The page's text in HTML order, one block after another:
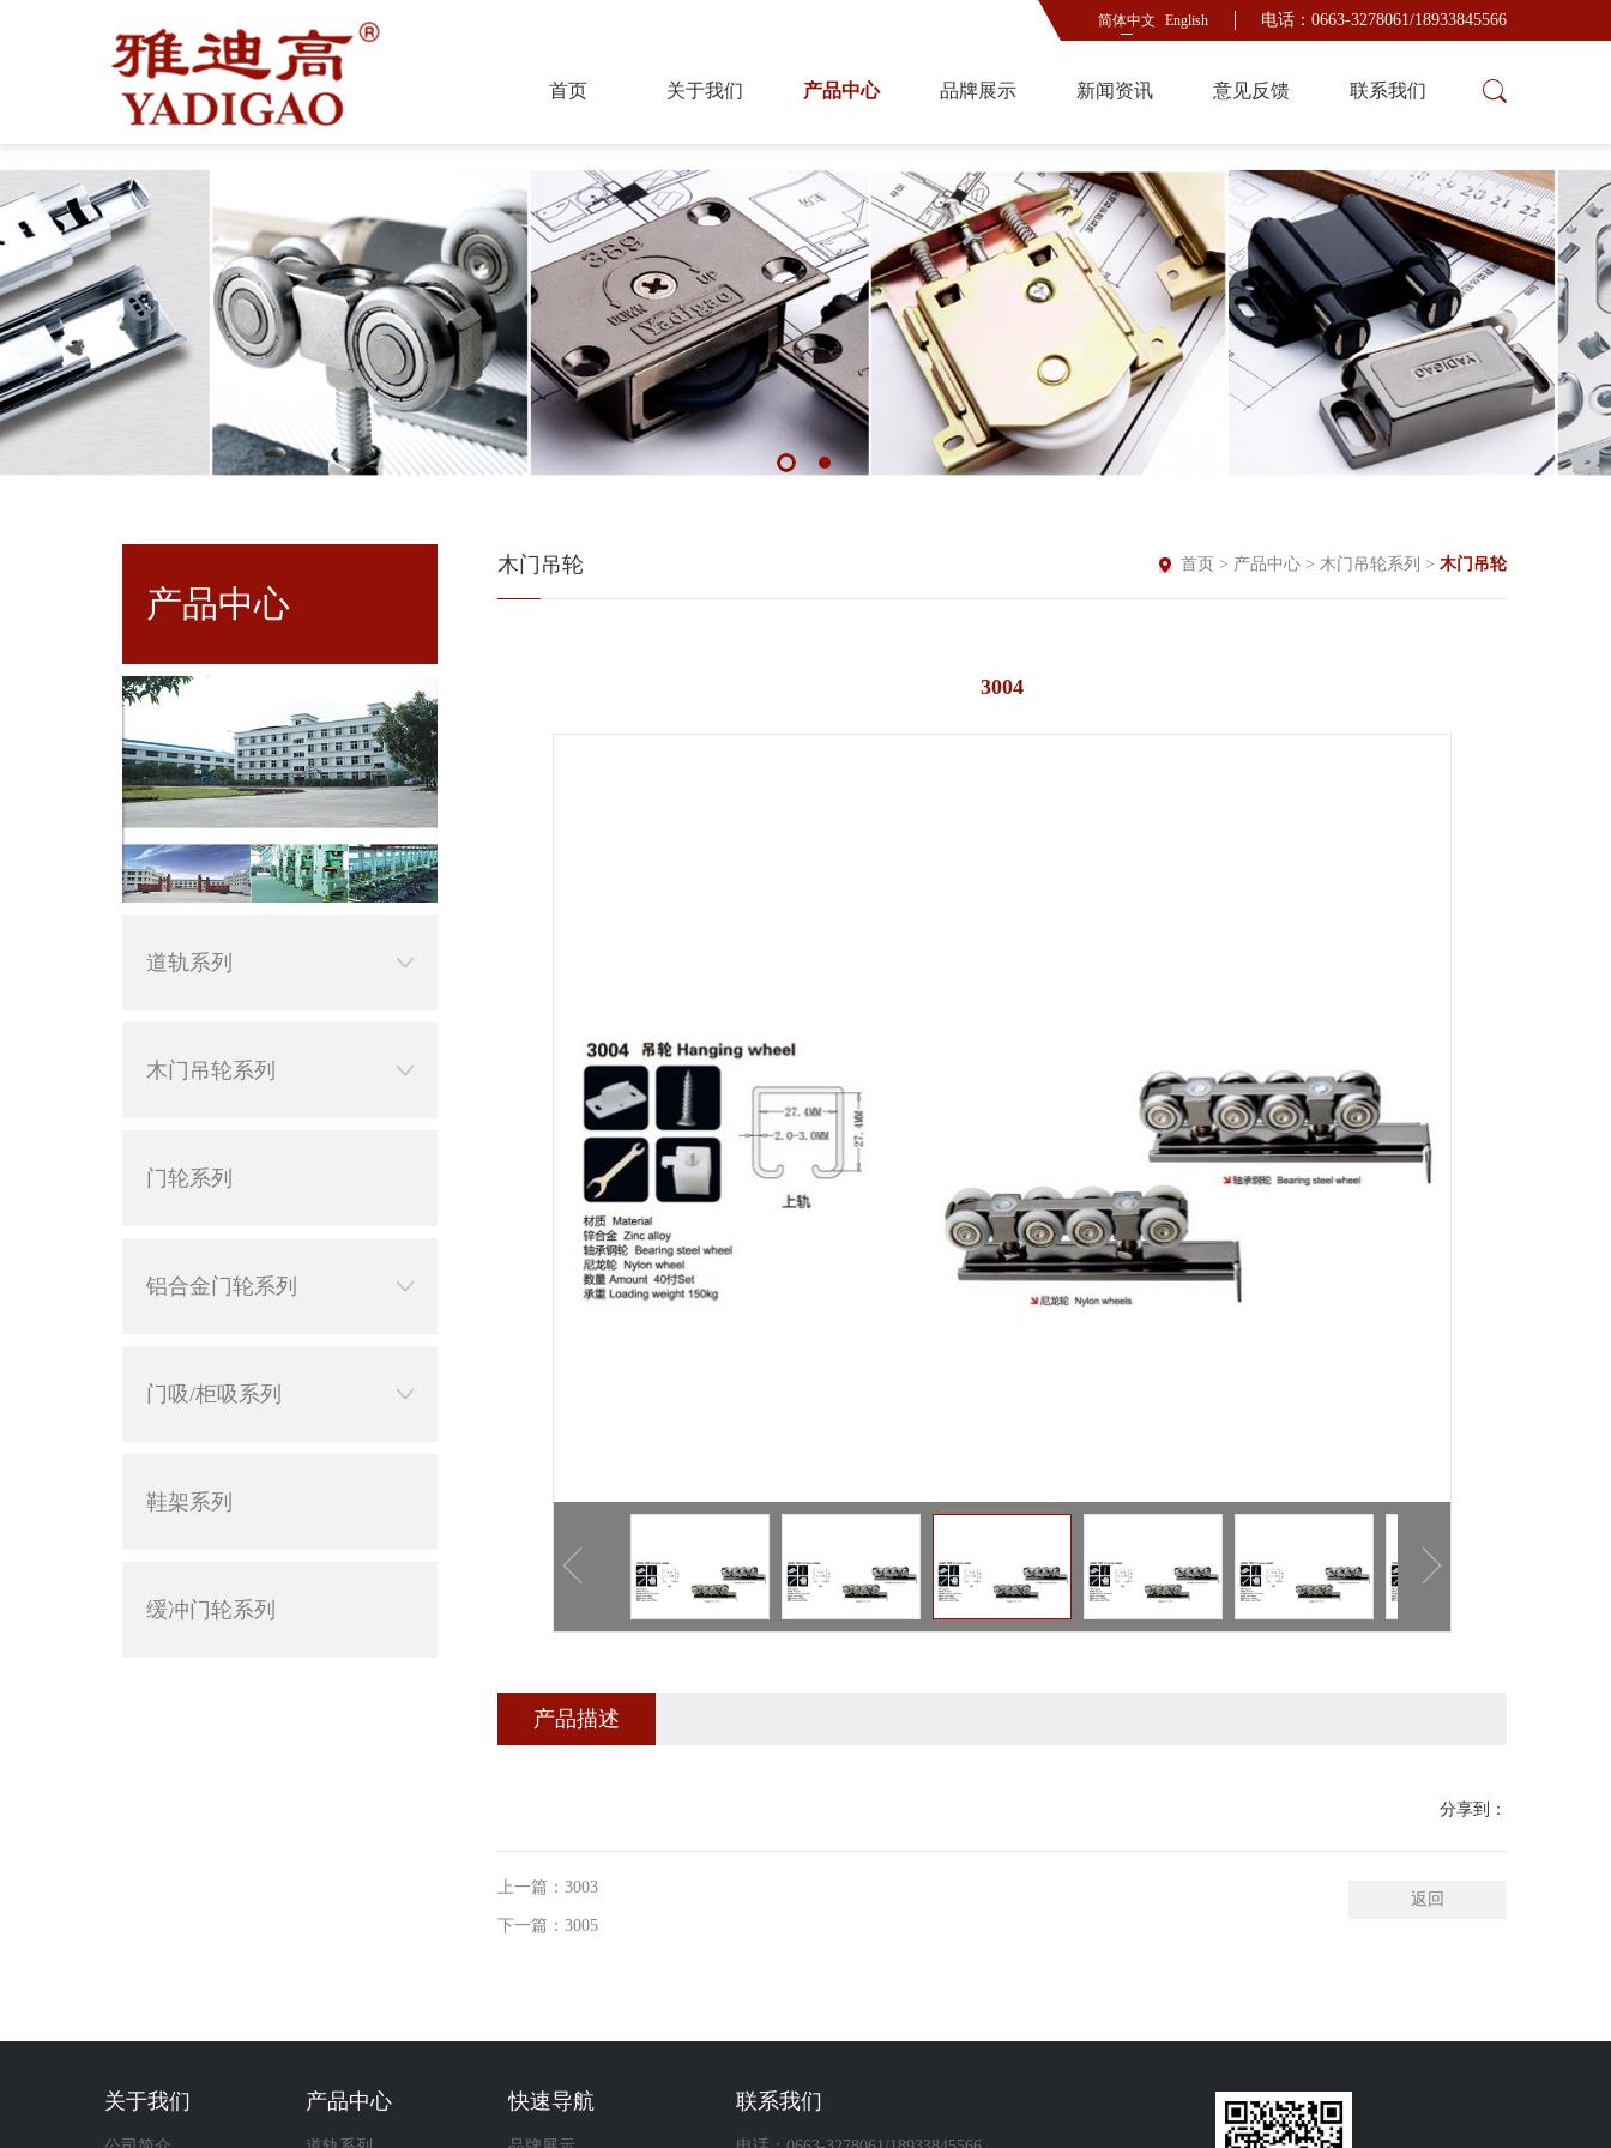
简体中文 English 电话：0663-3278061/18933845566
首页 关于我们 产品中心 品牌展示 新闻资讯 意见反馈 联系我们
产品中心
道轨系列
木门吊轮系列
门轮系列
铝合金门轮系列
门吸/柜吸系列
鞋架系列
缓冲门轮系列
木门吊轮 首页 > 产品中心 > 木门吊轮系列 > 木门吊轮
3004
产品描述
分享到：
上一篇：3003
下一篇：3005
返回
关于我们 产品中心 快速导航 联系我们